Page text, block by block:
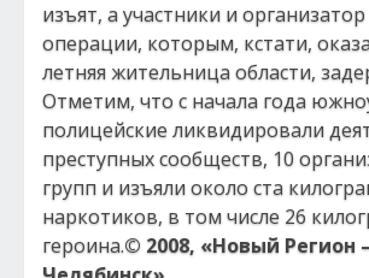
изъят, а участники и
операции, которым, кстати,
летняя жительница области,
Отметим, что с начала года
полицейские ликвидировали
преступных сообществ, 10
групп и изъяли около ста
наркотиков, в том числе 26
героина.© 2008, «Новый Регион –